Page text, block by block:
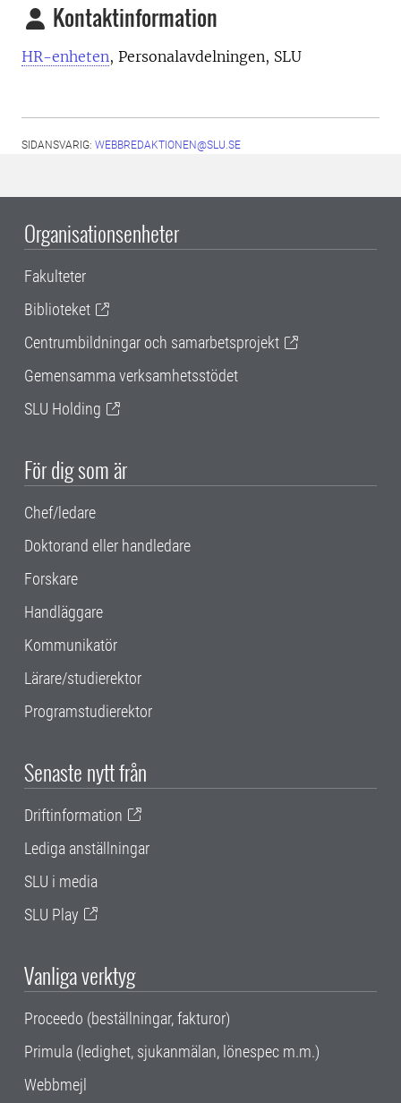
Kontaktinformation
HR-enheten, Personalavdelningen, SLU
SIDANSVARIG: WEBBREDAKTIONEN@SLU.SE
Organisationsenheter
Fakulteter
Biblioteket
Centrumbildningar och samarbetsprojekt
Gemensamma verksamhetsstödet
SLU Holding
För dig som är
Chef/ledare
Doktorand eller handledare
Forskare
Handläggare
Kommunikatör
Lärare/studierektor
Programstudierektor
Senaste nytt från
Driftinformation
Lediga anställningar
SLU i media
SLU Play
Vanliga verktyg
Proceedo (beställningar, fakturor)
Primula (ledighet, sjukanmälan, lönespec m.m.)
Webbmejl